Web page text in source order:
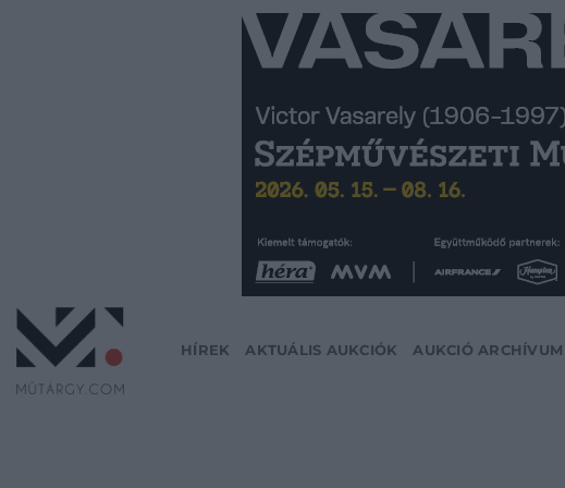
HÍREK AKTUÁLIS AUKCIÓK AUKCIÓ ARCHÍVUM